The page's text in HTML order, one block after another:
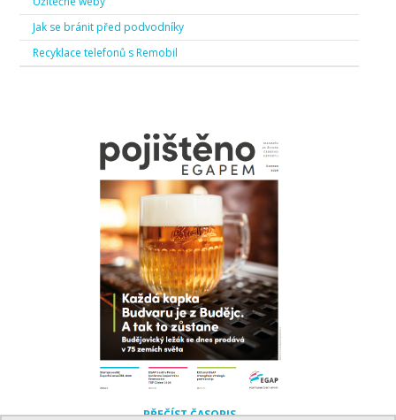
Jak se bránit před podvodníky
Recyklace telefonů s Remobil
PŘEČÍST ČASOPIS